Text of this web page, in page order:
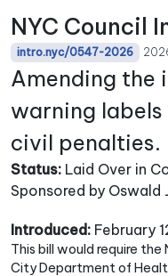
NYC Council
intro.nyc/0547-2026
Amending the
warning
civil penalties.
Status: Laid Over in
Sponsored by Oswald
Introduced: February
This bill would require the
City Department of